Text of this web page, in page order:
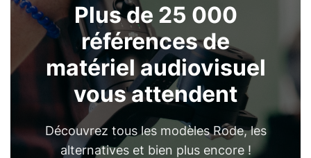
Plus de 25 000
références de
matériel audiovisuel
vous attendent
Découvrez tous les modèles Rode, les
alternatives et bien plus encore !